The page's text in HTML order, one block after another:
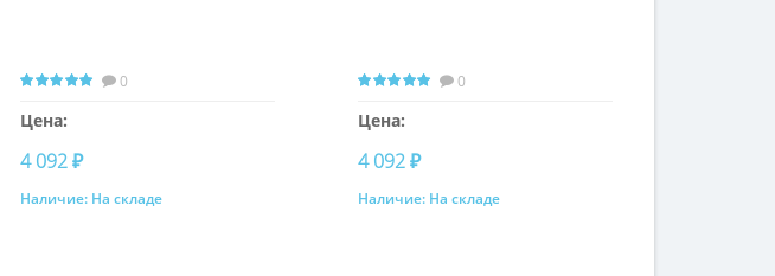
0
Цена:
4 092 ₽
Купить
Наличие: На складе
0
Цена:
4 092 ₽
Купить
Наличие: На складе